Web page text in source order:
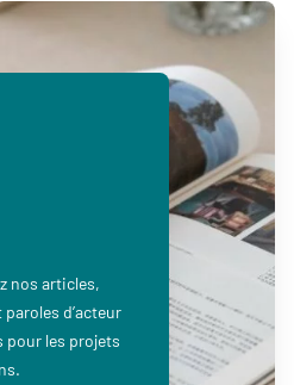
nos articles,
paroles d’acteur
pour les projets